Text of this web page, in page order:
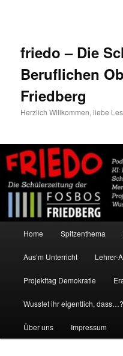
friedo – Die
Beruflichen
Friedberg
Herzlich Willkommen, liebe
Home Spitzenthema
Aus’m Unterricht Lehrer-
Projekttag Demokratie
Wusstet ihr eigentlich, dass…?
Über uns Impressum